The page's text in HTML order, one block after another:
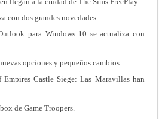
con dos grandes novedades.
para Windows 10 se actualiza con
opciones y pequeños cambios.
Empires Castle Siege: Las Maravillas han
de Game Troopers.